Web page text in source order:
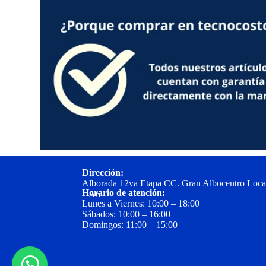
Dirección:
Alborada 12va Etapa CC. Gran Albocentro
– A6
Horario de atención:
Lunes a Viernes: 10:00 – 18:00
Sábados: 10:00 – 16:00
Domingos: 11:00 – 15:00